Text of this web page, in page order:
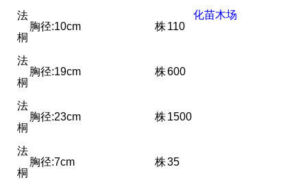
化苗木场
法
桐
胸径:10cm 株110
法
桐
胸径:19cm 株600
法
桐
胸径:23cm 株1500
法
桐
胸径:7cm 株35